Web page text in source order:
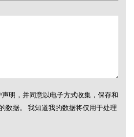
明，并同意以电子方式收集，保存和
数据。 我知道我的数据将仅用于处理